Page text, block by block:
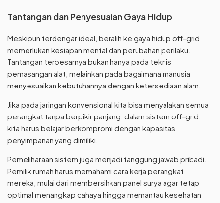
Tantangan dan Penyesuaian Gaya Hidup
Meskipun terdengar ideal, beralih ke gaya hidup off-grid
memerlukan kesiapan mental dan perubahan perilaku.
Tantangan terbesarnya bukan hanya pada teknis
pemasangan alat, melainkan pada bagaimana manusia
menyesuaikan kebutuhannya dengan ketersediaan alam.
Jika pada jaringan konvensional kita bisa menyalakan semua
perangkat tanpa berpikir panjang, dalam sistem off-grid,
kita harus belajar berkompromi dengan kapasitas
penyimpanan yang dimiliki.
Pemeliharaan sistem juga menjadi tanggung jawab pribadi.
Pemilik rumah harus memahami cara kerja perangkat
mereka, mulai dari membersihkan panel surya agar tetap
optimal menangkap cahaya hingga memantau kesehatan